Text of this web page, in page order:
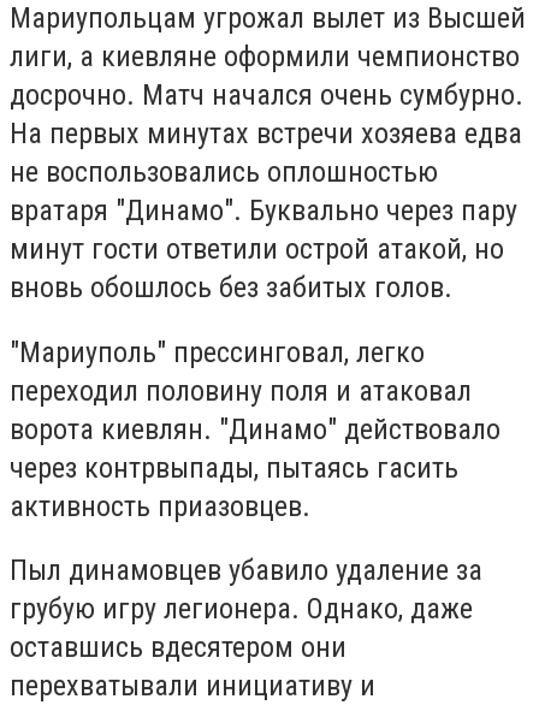
Мариупольцам угрожал вылет из Высшей
лиги, а киевляне оформили чемпионство
досрочно. Матч начался очень сумбурно.
На первых минутах встречи хозяева едва
не воспользовались оплошностью
вратаря "Динамо". Буквально через пару
минут гости ответили острой атакой, но
вновь обошлось без забитых голов.
"Мариуполь" прессинговал, легко
переходил половину поля и атаковал
ворота киевлян. "Динамо" действовало
через контрвыпады, пытаясь гасить
активность приазовцев.
Пыл динамовцев убавило удаление за
грубую игру легионера. Однако, даже
оставшись вдесятером они
перехватывали инициативу и